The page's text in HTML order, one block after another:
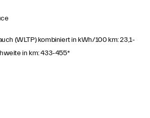
(WLTP) kombiniert in kWh/100 km: 23,1-
in km: 433-455*